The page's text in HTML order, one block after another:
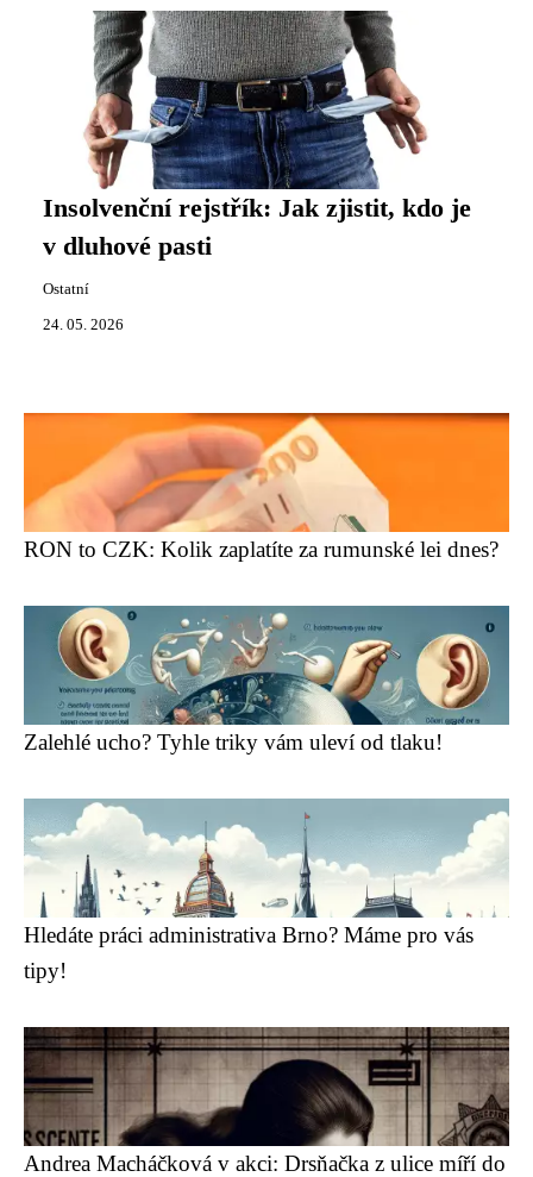
Insolvenční rejstřík: Jak zjistit, kdo je
v dluhové pasti
Ostatní
24. 05. 2026
RON to CZK: Kolik zaplatíte za rumunské lei dnes?
Zalehlé ucho? Tyhle triky vám uleví od tlaku!
Hledáte práci administrativa Brno? Máme pro vás
tipy!
Andrea Macháčková v akci: Drsňačka z ulice míří do